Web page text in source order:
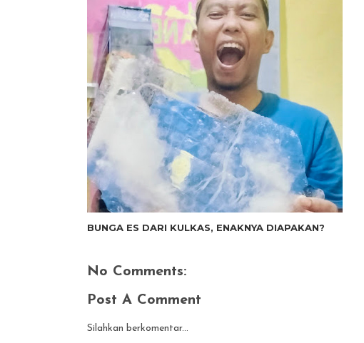
BUNGA ES DARI KULKAS, ENAKNYA DIAPAKAN?
No Comments:
Post A Comment
Silahkan berkomentar...